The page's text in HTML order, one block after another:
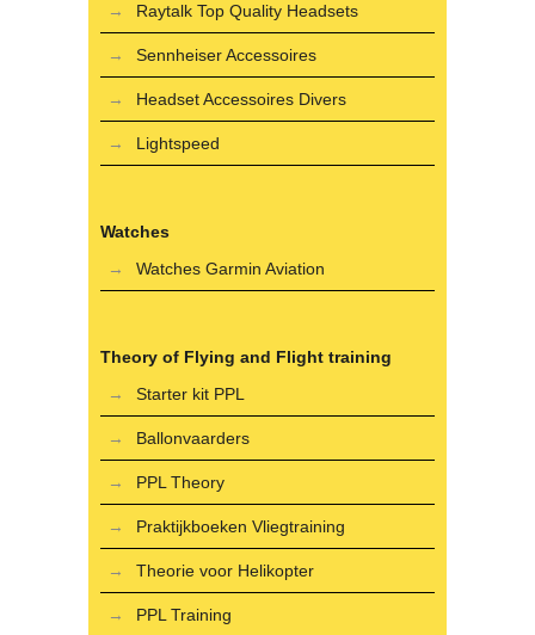
Raytalk Top Quality Headsets
Sennheiser Accessoires
Headset Accessoires Divers
Lightspeed
Watches
Watches Garmin Aviation
Theory of Flying and Flight training
Starter kit PPL
Ballonvaarders
PPL Theory
Praktijkboeken Vliegtraining
Theorie voor Helikopter
PPL Training